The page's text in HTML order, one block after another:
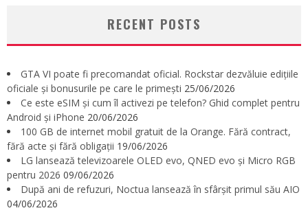
RECENT POSTS
GTA VI poate fi precomandat oficial. Rockstar dezvăluie edițiile
oficiale și bonusurile pe care le primești 25/06/2026
Ce este eSIM și cum îl activezi pe telefon? Ghid complet pentru
Android și iPhone 20/06/2026
100 GB de internet mobil gratuit de la Orange. Fără contract,
fără acte și fără obligații 19/06/2026
LG lansează televizoarele OLED evo, QNED evo și Micro RGB
pentru 2026 09/06/2026
După ani de refuzuri, Noctua lansează în sfârșit primul său AIO
04/06/2026